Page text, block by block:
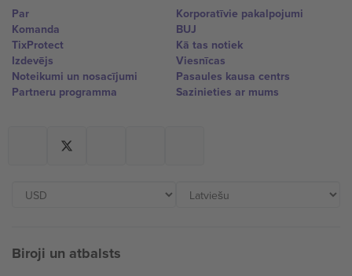
Par
Komanda
TixProtect
Izdevējs
Noteikumi un nosacījumi
Partneru programma
Korporatīvie pakalpojumi
BUJ
Kā tas notiek
Viesnīcas
Pasaules kausa centrs
Sazinieties ar mums
Biroji un atbalsts